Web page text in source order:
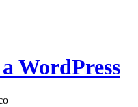
WordPress